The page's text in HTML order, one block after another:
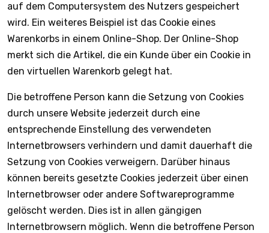
auf dem Computersystem des Nutzers gespeichert
wird. Ein weiteres Beispiel ist das Cookie eines
Warenkorbs in einem Online-Shop. Der Online-Shop
merkt sich die Artikel, die ein Kunde über ein Cookie in
den virtuellen Warenkorb gelegt hat.
Die betroffene Person kann die Setzung von Cookies
durch unsere Website jederzeit durch eine
entsprechende Einstellung des verwendeten
Internetbrowsers verhindern und damit dauerhaft die
Setzung von Cookies verweigern. Darüber hinaus
können bereits gesetzte Cookies jederzeit über einen
Internetbrowser oder andere Softwareprogramme
gelöscht werden. Dies ist in allen gängigen
Internetbrowsern möglich. Wenn die betroffene Person